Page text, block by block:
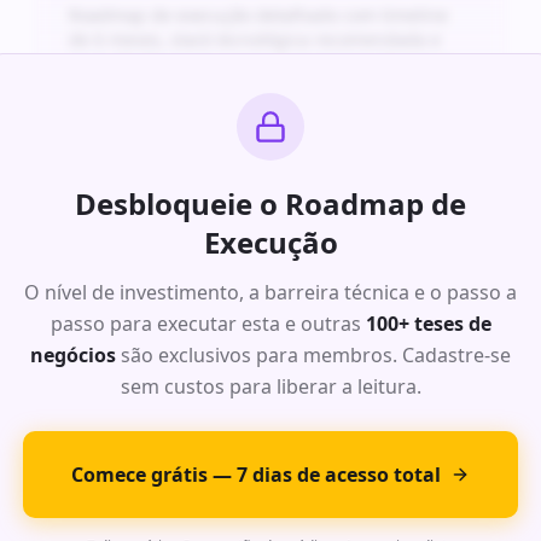
de Alto Impacto
de TAM, SAM e SOM para este segmento. Modelo
de receita recorrente com margens acima de
70%.
Roadmap de execução detalhado com timeline
projeção financeira para os primeiros 24 meses.
Desbloqueie o Roadmap de
Execução
O nível de investimento, a barreira técnica e o passo a
passo para executar esta e outras 100+ teses de
negócios são exclusivos para membros. Cadastre-se
sem custos para liberar a leitura.
Comece grátis — 7 dias de acesso total